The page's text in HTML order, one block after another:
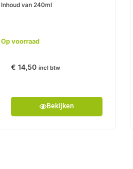
Inhoud van 240ml
Op voorraad
€ 14,50 incl btw
Bekijken